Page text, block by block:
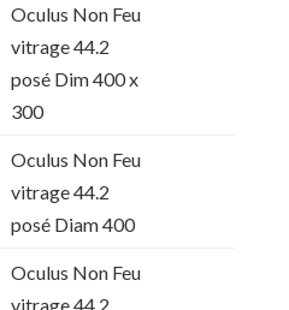
Oculus Non Feu
vitrage 44.2
posé Dim 400 x
300
Oculus Non Feu
vitrage 44.2
posé Diam 400
Oculus Non Feu
vitrage 44.2